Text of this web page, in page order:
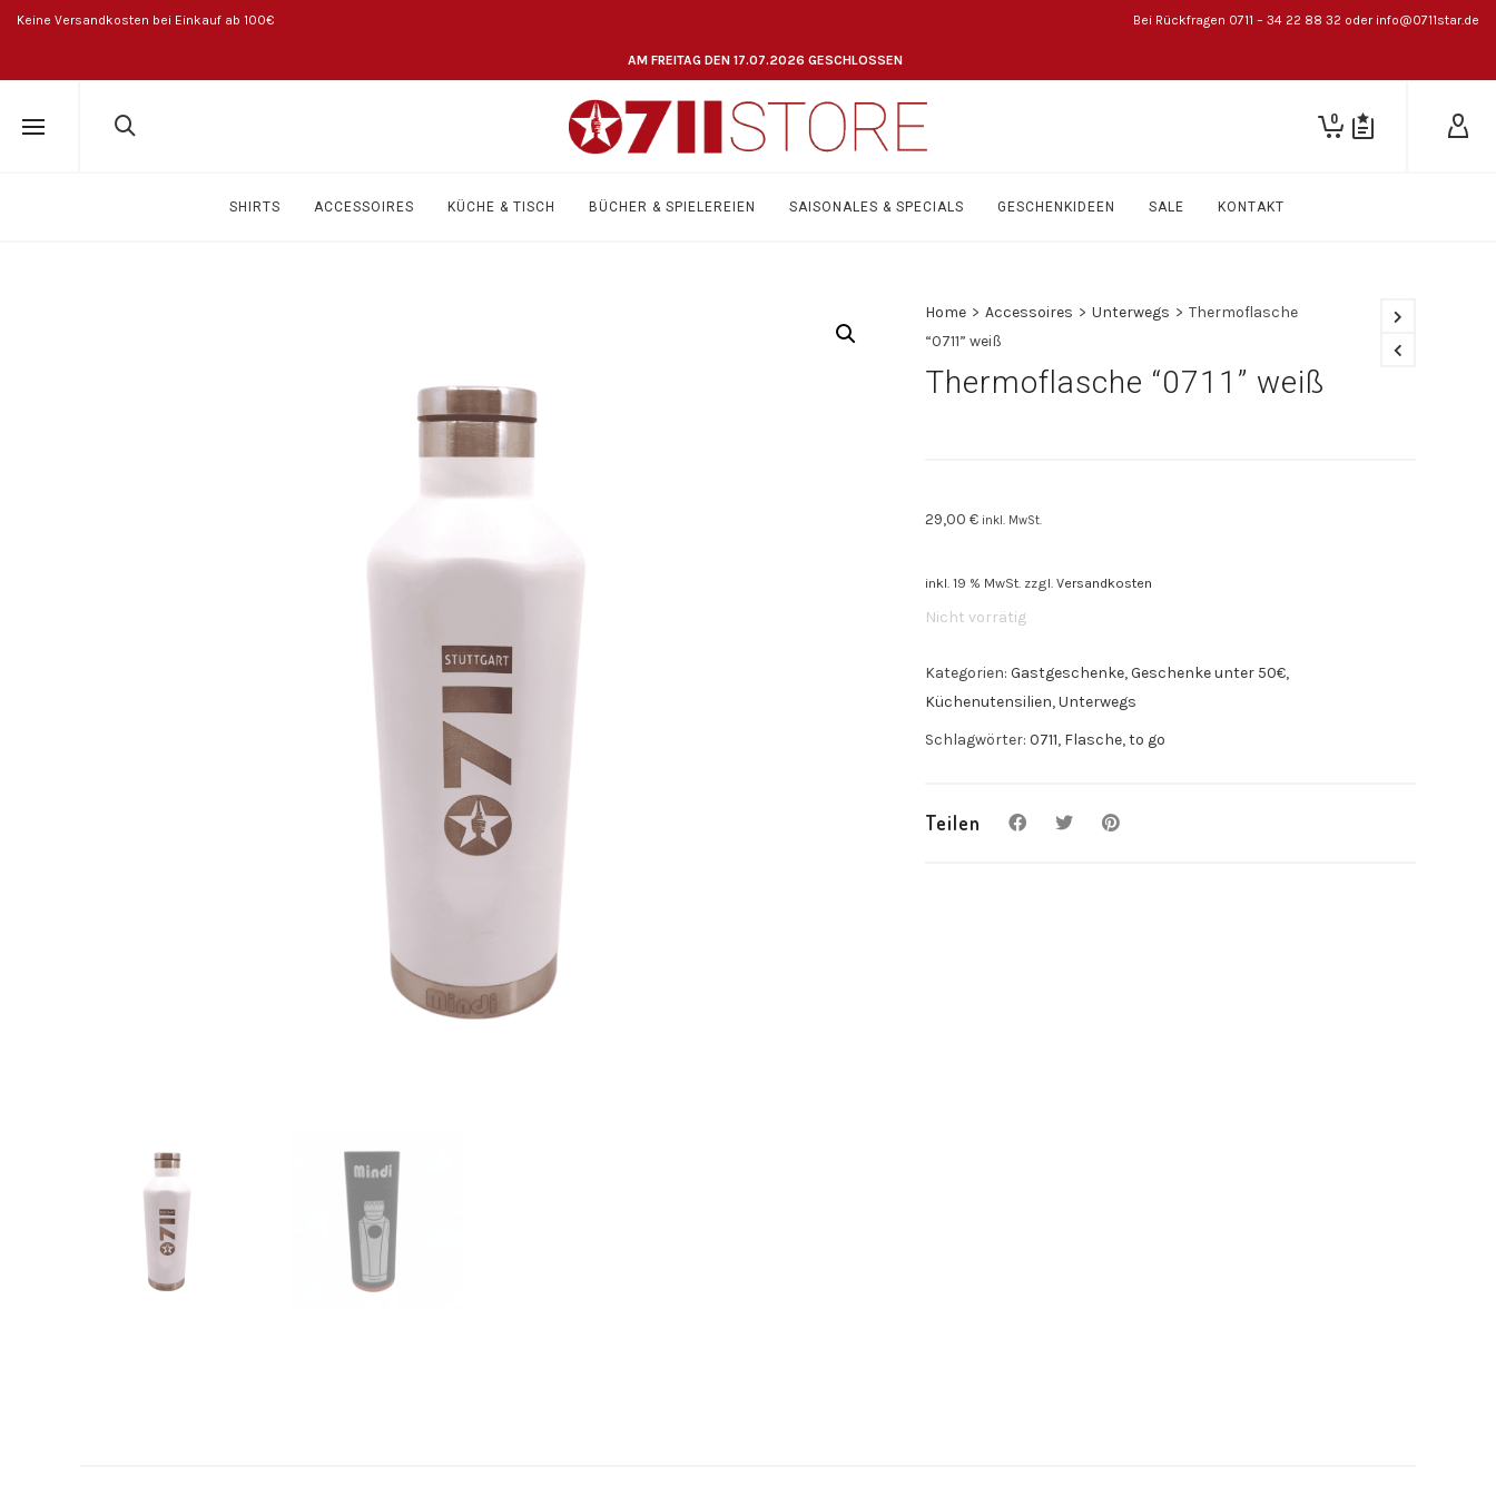
Keine Versandkosten bei Einkauf ab 100€ Bei Rückfragen 0711 – 34 22 88 32 oder info@0711star.de
AM FREITAG DEN 17.07.2026 GESCHLOSSEN
0
SHIRTS ACCESSOIRES KÜCHE & TISCH BÜCHER & SPIELEREIEN SAISONALES & SPECIALS GESCHENKIDEEN SALE KONTAKT
Home > Accessoires > Unterwegs > Thermoflasche
“0711” weiß
Thermoflasche “0711” weiß
29,00 € inkl. MwSt.
inkl. 19 % MwSt. zzgl. Versandkosten
Nicht vorrätig
Kategorien: Gastgeschenke,Geschenke unter 50€,
Küchenutensilien,Unterwegs
Schlagwörter: 0711, Flasche,to go
Teilen